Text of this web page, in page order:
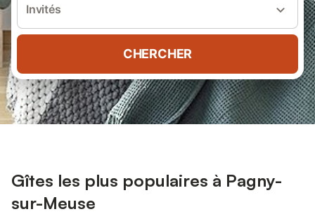
Invités
CHERCHER
Gîtes les plus populaires à Pagny-
sur-Meuse